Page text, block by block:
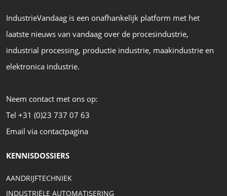
IndustrieVandaag is een onafhankelijk platform met het
laatste nieuws van vandaag over de procesindustrie,
industrial processing, productie industrie, maakindustrie en
elektronica industrie.
Neem contact met ons op:
Tel +31 (0)23 737 07 63
Email via contactpagina
KENNISDOSSIERS
AANDRIJFTECHNIEK
INDUSTRIËLE AUTOMATISERING